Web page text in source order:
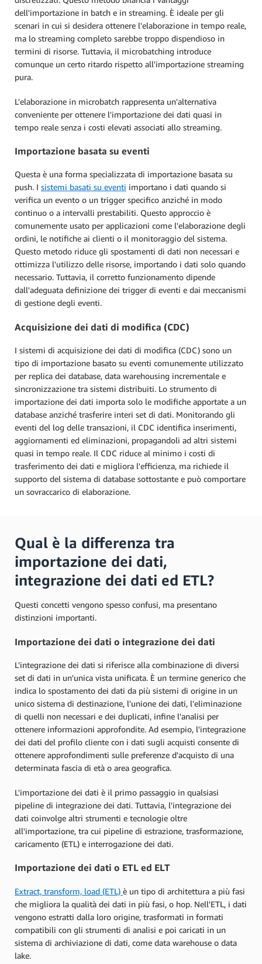
dell'importazione in batch e in streaming. È ideale per gli
scenari in cui si desidera ottenere l'elaborazione in tempo reale,
ma lo streaming completo sarebbe troppo dispendioso in
termini di risorse. Tuttavia, il microbatching introduce
comunque un certo ritardo rispetto all'importazione streaming
pura.
L'elaborazione in microbatch rappresenta un'alternativa
conveniente per ottenere l'importazione dei dati quasi in
tempo reale senza i costi elevati associati allo streaming.
Importazione basata su eventi
Questa è una forma specializzata di importazione basata su
push. I sistemi basati su eventi importano i dati quando si
verifica un evento o un trigger specifico anziché in modo
continuo o a intervalli prestabiliti. Questo approccio è
comunemente usato per applicazioni come l'elaborazione degli
ordini, le notifiche ai clienti o il monitoraggio del sistema.
Questo metodo riduce gli spostamenti di dati non necessari e
ottimizza l'utilizzo delle risorse, importando i dati solo quando
necessario. Tuttavia, il corretto funzionamento dipende
dall'adeguata definizione dei trigger di eventi e dai meccanismi
di gestione degli eventi.
Acquisizione dei dati di modifica (CDC)
I sistemi di acquisizione dei dati di modifica (CDC) sono un
tipo di importazione basato su eventi comunemente utilizzato
per replica dei database, data warehousing incrementale e
sincronizzazione tra sistemi distribuiti. Lo strumento di
importazione dei dati importa solo le modifiche apportate a un
database anziché trasferire interi set di dati. Monitorando gli
eventi del log delle transazioni, il CDC identifica inserimenti,
aggiornamenti ed eliminazioni, propagandoli ad altri sistemi
quasi in tempo reale. Il CDC riduce al minimo i costi di
trasferimento dei dati e migliora l'efficienza, ma richiede il
supporto del sistema di database sottostante e può comportare
un sovraccarico di elaborazione.
Qual è la differenza tra
importazione dei dati,
integrazione dei dati ed ETL?
Questi concetti vengono spesso confusi, ma presentano
distinzioni importanti.
Importazione dei dati o integrazione dei dati
L'integrazione dei dati si riferisce alla combinazione di diversi
set di dati in un'unica vista unificata. È un termine generico che
indica lo spostamento dei dati da più sistemi di origine in un
unico sistema di destinazione, l'unione dei dati, l'eliminazione
di quelli non necessari e dei duplicati, infine l'analisi per
ottenere informazioni approfondite. Ad esempio, l'integrazione
dei dati del profilo cliente con i dati sugli acquisti consente di
ottenere approfondimenti sulle preferenze d'acquisto di una
determinata fascia di età o area geografica.
L'importazione dei dati è il primo passaggio in qualsiasi
pipeline di integrazione dei dati. Tuttavia, l'integrazione dei
dati coinvolge altri strumenti e tecnologie oltre
all'importazione, tra cui pipeline di estrazione, trasformazione,
caricamento (ETL) e interrogazione dei dati.
Importazione dei dati o ETL ed ELT
Extract, transform, load (ETL) è un tipo di architettura a più fasi
che migliora la qualità dei dati in più fasi, o hop. Nell'ETL, i dati
vengono estratti dalla loro origine, trasformati in formati
compatibili con gli strumenti di analisi e poi caricati in un
sistema di archiviazione di dati, come data warehouse o data
lake.